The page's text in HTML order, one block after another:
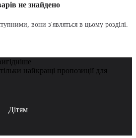
не знайдено
вони з'являться в цьому розділі.
найкращі пропозиції для
Дітям